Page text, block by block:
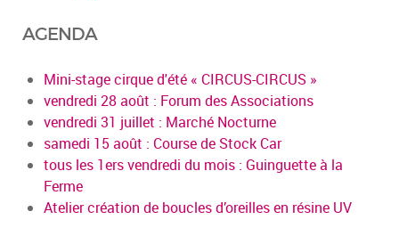
AGENDA
Mini-stage cirque d'été « CIRCUS-CIRCUS »
vendredi 28 août : Forum des Associations
vendredi 31 juillet : Marché Nocturne
samedi 15 août : Course de Stock Car
tous les 1ers vendredi du mois : Guinguette à la
Ferme
Atelier création de boucles d’oreilles en résine UV